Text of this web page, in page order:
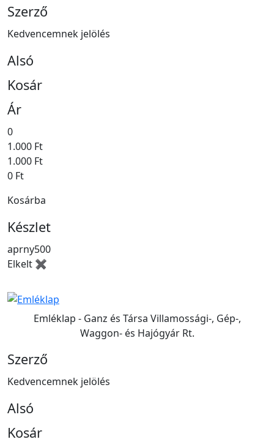
Szerző
Kedvencemnek jelölés
Alsó
Kosár
Ár
0
1.000 Ft
1.000 Ft
0 Ft
Kosárba
Készlet
aprny500
Elkelt ✖
Emléklap - Ganz és Társa Villamossági-, Gép-,
Waggon- és Hajógyár Rt.
Szerző
Kedvencemnek jelölés
Alsó
Kosár